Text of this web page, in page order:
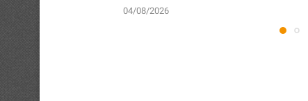
04/08/2026